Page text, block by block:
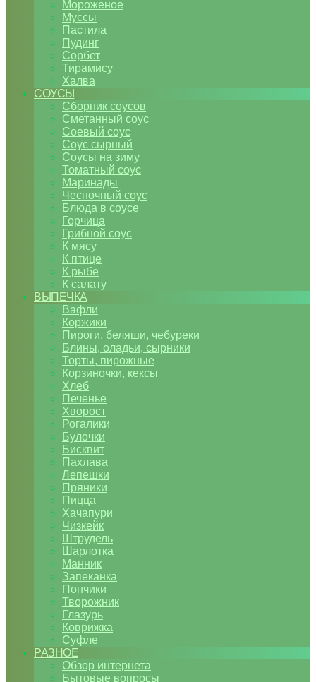
Мороженое
Муссы
Пастила
Пудинг
Сорбет
Тирамису
Халва
СОУСЫ
Сборник соусов
Сметанный соус
Соевый соус
Соус сырный
Соусы на зиму
Томатный соус
Маринады
Чесночный соус
Блюда в соусе
Горчица
Грибной соус
К мясу
К птице
К рыбе
К салату
ВЫПЕЧКА
Вафли
Коржики
Пироги, беляши, чебуреки
Блины, оладьи, сырники
Торты, пирожные
Корзиночки, кексы
Хлеб
Печенье
Хворост
Рогалики
Булочки
Бисквит
Пахлава
Лепешки
Пряники
Пицца
Хачапури
Чизкейк
Штрудель
Шарлотка
Манник
Запеканка
Пончики
Творожник
Глазурь
Коврижка
Суфле
РАЗНОЕ
Обзор интернета
Бытовые вопросы